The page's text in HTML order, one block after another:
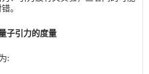
。
子引力的度量
: